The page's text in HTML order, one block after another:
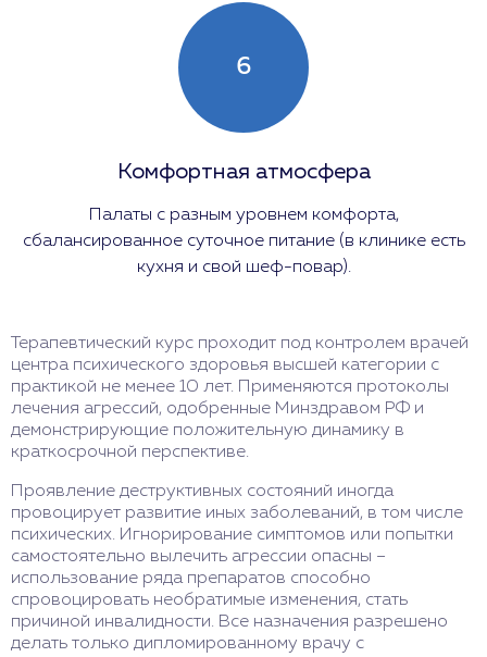
6
Комфортная атмосфера
Палаты с разным уровнем комфорта,
сбалансированное суточное питание (в клинике есть
кухня и свой шеф-повар).
Терапевтический курс проходит под контролем врачей
центра психического здоровья высшей категории с
практикой не менее 10 лет. Применяются протоколы
лечения агрессий, одобренные Минздравом РФ и
демонстрирующие положительную динамику в
краткосрочной перспективе.
Проявление деструктивных состояний иногда
провоцирует развитие иных заболеваний, в том числе
психических. Игнорирование симптомов или попытки
самостоятельно вылечить агрессии опасны –
использование ряда препаратов способно
спровоцировать необратимые изменения, стать
причиной инвалидности. Все назначения разрешено
делать только дипломированному врачу с